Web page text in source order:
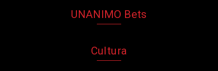
UNANIMO Bets
Cultura